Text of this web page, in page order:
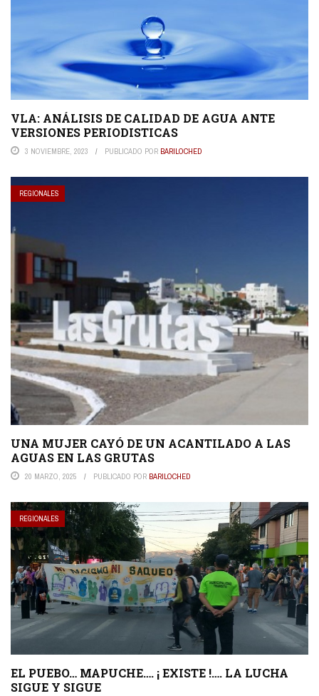
VLA: ANÁLISIS DE CALIDAD DE AGUA ANTE
VERSIONES PERIODISTICAS
3 NOVIEMBRE, 2023 PUBLICADO POR BARILOCHED
REGIONALES
UNA MUJER CAYÓ DE UN ACANTILADO A LAS
AGUAS EN LAS GRUTAS
20 MARZO, 2025 PUBLICADO POR BARILOCHED
REGIONALES
EL PUEBO… MAPUCHE…. ¡ EXISTE !…. LA LUCHA
SIGUE Y SIGUE